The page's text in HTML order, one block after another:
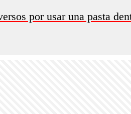
por usar una pasta